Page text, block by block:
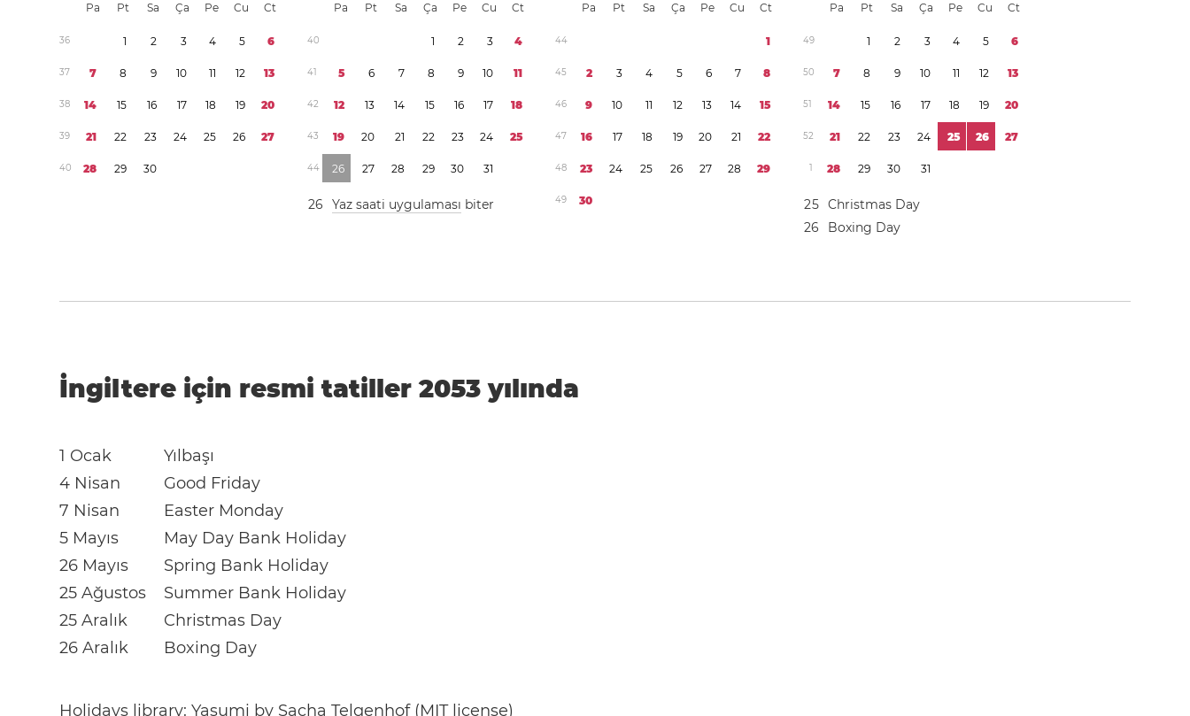
Pa Pt Sa Ça Pe Cu Ct
36 1 2 3 4 5 6
37 7 8 9 10 11 12 13
38 14 15 16 17 18 19 20
39 21 22 23 24 25 26 27
40 28 29 30
Pa Pt Sa Ça Pe Cu Ct
40 1 2 3 4
41 5 6 7 8 9 10 11
42 12 13 14 15 16 17 18
43 19 20 21 22 23 24 25
44 26 27 28 29 30 31
26 Yaz saati uygulaması biter
Pa Pt Sa Ça Pe Cu Ct
44 1
45 2 3 4 5 6 7 8
46 9 10 11 12 13 14 15
47 16 17 18 19 20 21 22
48 23 24 25 26 27 28 29
49 30
Pa Pt Sa Ça Pe Cu Ct
49 1 2 3 4 5 6
50 7 8 9 10 11 12 13
51 14 15 16 17 18 19 20
52 21 22 23 24 25 26 27
1 28 29 30 31
25 Christmas Day
26 Boxing Day
İngiltere için resmi tatiller 2053 yılında
1 Ocak
Yılbaşı
4 Nisan
Good Friday
7 Nisan
Easter Monday
5 Mayıs
May Day Bank Holiday
26 Mayıs
Spring Bank Holiday
25 Ağustos
Summer Bank Holiday
25 Aralık
Christmas Day
26 Aralık
Boxing Day
Holidays library:Yasumi by Sacha Telgenhof(MIT license)